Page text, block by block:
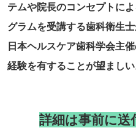
テムや院長のコンセプトに
グラムを受講する歯科衛生
日本ヘルスケア歯科学会主
経験を有することが望ましい
詳細は事前に送